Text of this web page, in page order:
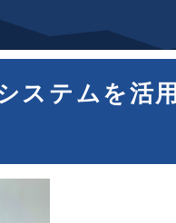
ステムを活用